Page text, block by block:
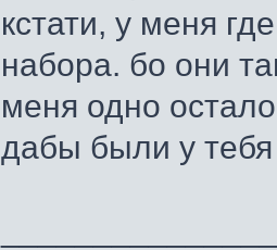
кстати, у меня
набора. бо они
меня одно
дабы были у